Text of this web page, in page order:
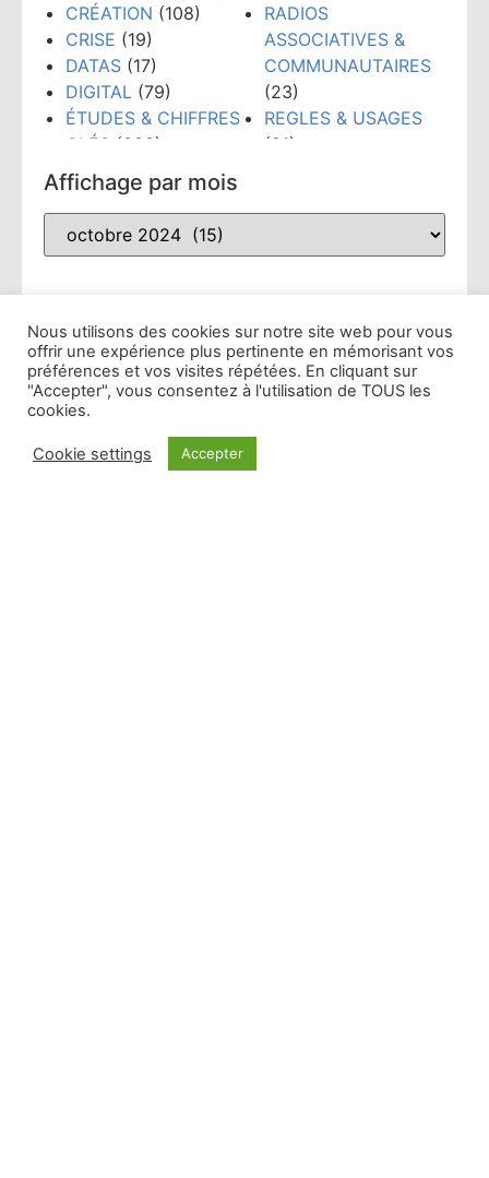
CRÉATION (108)
CRISE (19)
DATAS (17)
DIGITAL (79)
ÉTUDES & CHIFFRES
CLÉS (300)
ÉVÉNEMENTS
(159)
FORMATION(148)
GRANDS PRIX PUB
RADIO (10)
RADIOS
ASSOCIATIVES &
COMMUNAUTAIRES
(23)
REGLES & USAGES
(21)
Affichage par mois
En vedette
Pour bien réussir votre 2e semestre 2021,
abonnez-vous au Briefing !
Découvrez la nouvelle formule de la 6e année du
Nous utilisons des cookies sur notre site web pour vous
offrir une expérience plus pertinente en mémorisant vos
préférences et vos visites répétées. En cliquant sur
"Accepter", vous consentez à l'utilisation de TOUS les
cookies.
Cookie settings Accepter